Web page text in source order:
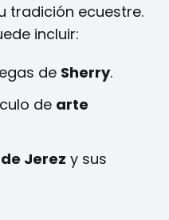
tradición ecuestre.
incluir:
de Sherry.
de arte
Jerez y sus